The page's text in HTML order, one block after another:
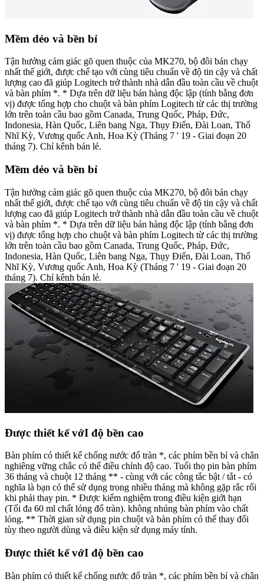
Mềm dẻo và bền bỉ
Tận hưởng cảm giác gõ quen thuộc của MK270, bộ đôi bán chạy
nhất thế giới, được chế tạo với cùng tiêu chuẩn về độ tin cậy và chất
lượng cao đã giúp Logitech trở thành nhà dẫn đầu toàn cầu về chuột
và bàn phím *. * Dựa trên dữ liệu bán hàng độc lập (tính bằng đơn
vị) được tổng hợp cho chuột và bàn phím Logitech từ các thị trường
lớn trên toàn cầu bao gồm Canada, Trung Quốc, Pháp, Đức,
Indonesia, Hàn Quốc, Liên bang Nga, Thụy Điển, Đài Loan, Thổ
Nhĩ Kỳ, Vương quốc Anh, Hoa Kỳ (Tháng 7 ' 19 - Giai đoạn 20
tháng 7). Chỉ kênh bán lẻ.
Mềm dẻo và bền bỉ
Tận hưởng cảm giác gõ quen thuộc của MK270, bộ đôi bán chạy
nhất thế giới, được chế tạo với cùng tiêu chuẩn về độ tin cậy và chất
lượng cao đã giúp Logitech trở thành nhà dẫn đầu toàn cầu về chuột
và bàn phím *. * Dựa trên dữ liệu bán hàng độc lập (tính bằng đơn
vị) được tổng hợp cho chuột và bàn phím Logitech từ các thị trường
lớn trên toàn cầu bao gồm Canada, Trung Quốc, Pháp, Đức,
Indonesia, Hàn Quốc, Liên bang Nga, Thụy Điển, Đài Loan, Thổ
Nhĩ Kỳ, Vương quốc Anh, Hoa Kỳ (Tháng 7 ' 19 - Giai đoạn 20
tháng 7). Chỉ kênh bán lẻ.
Được thiết kế vớI độ bền cao
Bàn phím có thiết kế chống nước đổ tràn *, các phím bền bỉ và chân
nghiêng vững chắc có thể điều chỉnh độ cao. Tuổi thọ pin bàn phím
36 tháng và chuột 12 tháng ** - cùng với các công tắc bật / tắt - có
nghĩa là bạn có thể sử dụng trong nhiều tháng mà không gặp rắc rối
khi phải thay pin. * Được kiểm nghiệm trong điều kiện giới hạn
(Tối đa 60 ml chất lỏng đổ tràn). không nhúng bàn phím vào chất
lỏng. ** Thời gian sử dụng pin chuột và bàn phím có thể thay đổi
tùy theo người dùng và điều kiện sử dụng máy tính.
Được thiết kế vớI độ bền cao
Bàn phím có thiết kế chống nước đổ tràn *, các phím bền bỉ và chân